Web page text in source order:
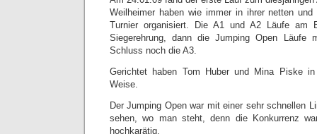
Weilheimer haben wie immer in ihrer netten
Turnier organisiert. Die A1 und A2 Läufe am
Siegerehrung, dann die Jumping Open Läufe
Schluss noch die A3.
Gerichtet haben Tom Huber und Mina Piske
Weise.
Der Jumping Open war mit einer sehr schnellen
sehen, wo man steht, denn die Konkurrenz
hochkarätig.